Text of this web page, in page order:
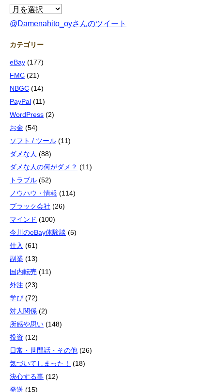
@Damenahito_oyさんのツイート
カテゴリー
eBay (177)
FMC (21)
NBGC (14)
PayPal (11)
WordPress (2)
お金 (54)
ソフト / ツール (11)
ダメな人 (88)
ダメな人の何がダメ？ (11)
トラブル (52)
ノウハウ・情報 (114)
ブラック会社 (26)
マインド (100)
今川のeBay体験談 (5)
仕入 (61)
副業 (13)
国内転売 (11)
外注 (23)
学び (72)
対人関係 (2)
所感や思い (148)
投資 (12)
日常・世間話・その他 (26)
気づいてしまった！
(18)
決心する事 (12)
発送 (15)